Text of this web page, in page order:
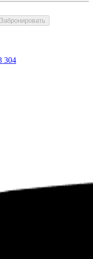
Забронировать
304